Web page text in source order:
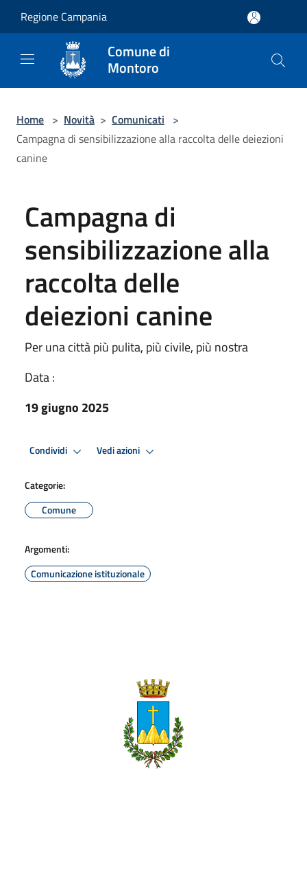
Regione Campania
Comune di
Montoro
Home > Novità > Comunicati >
Campagna di sensibilizzazione alla raccolta delle deiezioni
canine
Campagna di
sensibilizzazione alla
raccolta delle
deiezioni canine
Per una città più pulita, più civile, più nostra
Data :
19 giugno 2025
Condividi Vedi azioni
Categorie:
Comune
Argomenti:
Comunicazione istituzionale